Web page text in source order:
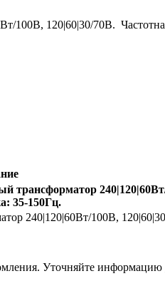
120|60|30/70В.
35-150Гц.
240|120|60Вт/100В,
Уточняйте